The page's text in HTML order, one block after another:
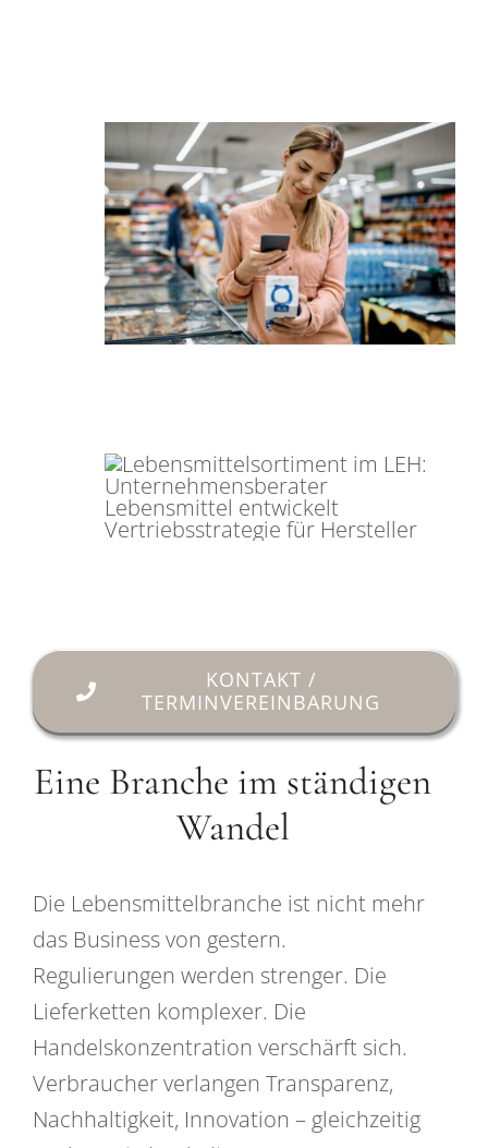
KONTAKT /
TERMINVEREINBARUNG
Eine Branche im ständigen
Wandel
Die Lebensmittelbranche ist nicht mehr
das Business von gestern.
Regulierungen werden strenger. Die
Lieferketten komplexer. Die
Handelskonzentration verschärft sich.
Verbraucher verlangen Transparenz,
Nachhaltigkeit, Innovation – gleichzeitig